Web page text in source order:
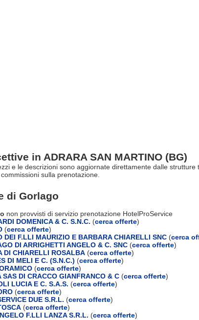
in ADRARA SAN MARTINO (BG)
e le descrizioni sono aggiornate direttamente dalle strutture
sulla prenotazione.
di Gorlago
non provvisti di servizio prenotazione HotelProService
DOMENICA & C. S.N.C. (cerca offerte)
(cerca offerte)
DEI F.LLI MAURIZIO E BARBARA CHIARELLI SNC (cerca
DI ARRIGHETTI ANGELO & C. SNC (cerca offerte)
DI CHIARELLI ROSALBA (cerca offerte)
DI MELI E C. (S.N.C.) (cerca offerte)
(cerca offerte)
SAS DI CRACCO GIANFRANCO & C (cerca offerte)
LUCIA E C. S.A.S. (cerca offerte)
(cerca offerte)
DUE S.R.L. (cerca offerte)
(cerca offerte)
F.LLI LANZA S.R.L. (cerca offerte)